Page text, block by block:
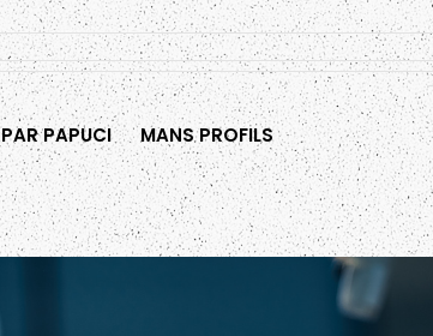
PAR PAPUCI MANS PROFILS